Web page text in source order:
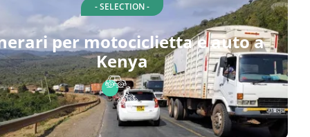
- SELECTION -
per motociclietta e auto a
Kenya